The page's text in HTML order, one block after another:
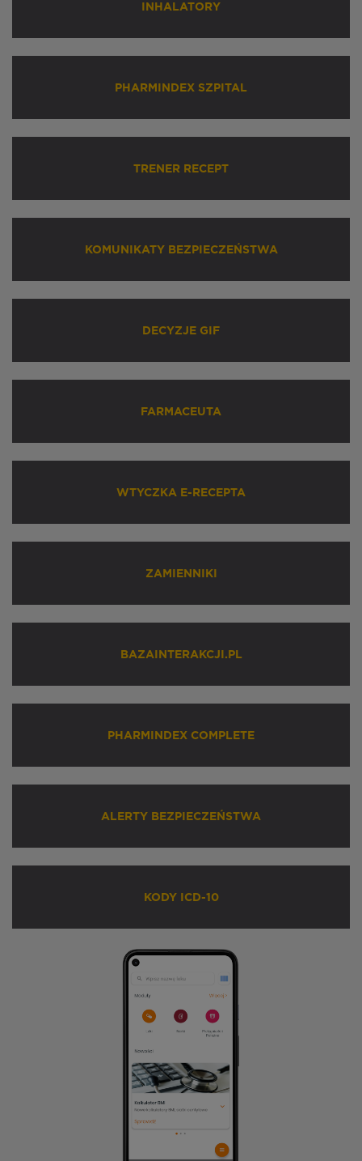
INHALATORY
PHARMINDEX SZPITAL
TRENER RECEPT
KOMUNIKATY BEZPIECZEŃSTWA
DECYZJE GIF
FARMACEUTA
WTYCZKA E-RECEPTA
ZAMIENNIKI
BAZAINTERAKCJI.PL
PHARMINDEX COMPLETE
ALERTY BEZPIECZEŃSTWA
KODY ICD-10